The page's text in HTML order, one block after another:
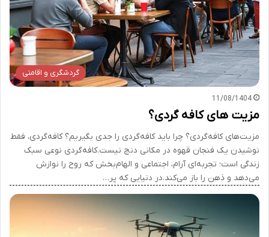
گردشگری و اقامتی
11/08/1404
مزیت های کافه گردی؟
مزیت‌های کافه‌گردی؟ چرا باید کافه‌گردی را جدی بگیریم؟ کافه‌گردی، فقط
نوشیدن یک فنجان قهوه در مکانی دنج نیست.کافه‌گردی نوعی سبک
زندگی است؛ تجربه‌ای آرام، اجتماعی و الهام‌بخش که روح را نوازش
می‌دهد و ذهن را باز می‌کند.در دنیایی که پر…